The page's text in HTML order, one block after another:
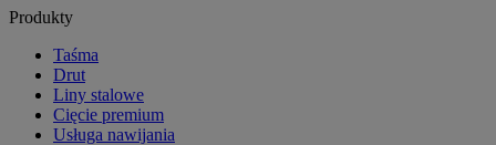
Produkty
Taśma
Drut
Liny stalowe
Cięcie premium
Usługa nawijania